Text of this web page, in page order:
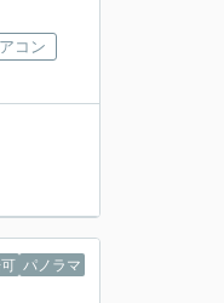
コン
パノラマ